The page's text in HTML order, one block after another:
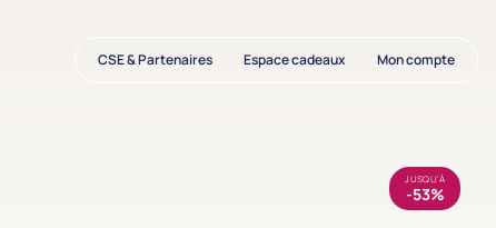
CSE & Partenaires Espace cadeaux Mon compte
JUSQU'À
-53%